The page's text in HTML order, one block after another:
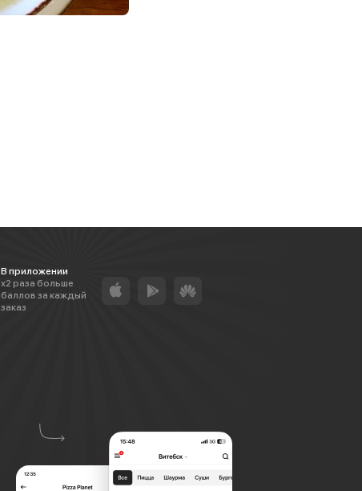
В приложении
х2 раза больше
баллов за каждый
заказ